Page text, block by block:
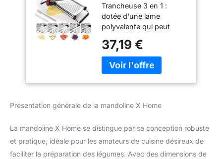
en acier inoxydable,
trancheuse à
légumes pour
concombres,
pommes de terre,
carottes, oignons,
brosse de
nettoyage et
nourriture inclus,
Trancheuse 3 en 1 :
dotée d'une lame
polyvalente qui peut
cette mandoline en acier
inoxydable est idéale
pour couper les
courgettes, et plus
préparation des repas
rapide et facile Mandoline
réglable : cette
37,19 €
Présentation générale de la mandoline X Home
La mandoline X Home se distingue par sa conception robuste
et pratique, idéale pour les amateurs de cuisine désireux de
faciliter la préparation des légumes. Avec des dimensions de